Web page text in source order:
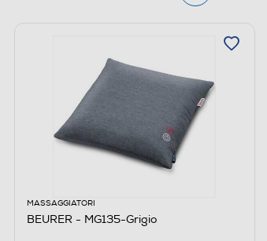
MASSAGGIATORI
BEURER - MG135-Grigio